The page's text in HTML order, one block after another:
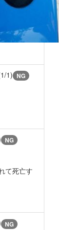
1) NG
NG
て死亡す
NG